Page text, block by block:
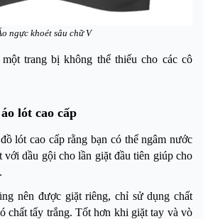
ngực khoét sâu chữ V
trang bị không thể thiếu cho các cô
lót cao cấp
lót cao cấp rằng bạn có thể ngâm nước
với dầu gội cho lần giặt đầu tiên giúp cho
nên được giặt riêng, chỉ sử dụng chất
chất tẩy trắng. Tốt hơn khi giặt tay và vò